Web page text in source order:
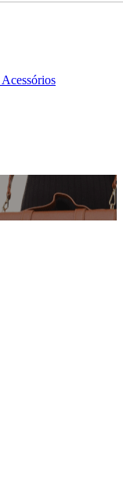
Acessórios